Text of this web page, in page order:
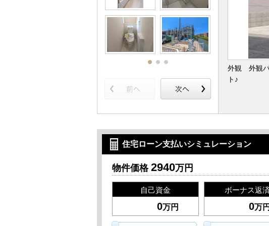
外観 外観パ
ト♪
住宅ローン支払いシミュレーション
物件価格 2940万円
自己資金
万円
ボーナス返
万円